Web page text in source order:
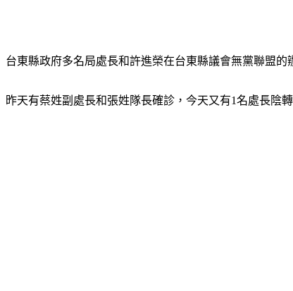
台東縣政府多名局處長和許進榮在台東縣議會無黨聯盟
昨天有蔡姓副處長和張姓隊長確診，今天又有1名處長陰